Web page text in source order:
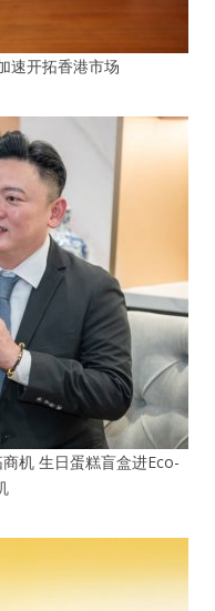
速开拓香港市场
机 生日蛋糕盲盒进Eco-